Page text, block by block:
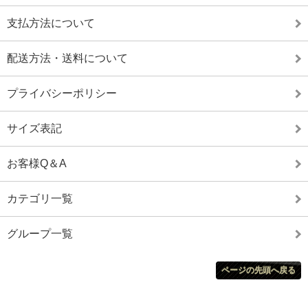
支払方法について
配送方法・送料について
プライバシーポリシー
サイズ表記
お客様Q＆A
カテゴリ一覧
グループ一覧
ページの先頭へ戻る